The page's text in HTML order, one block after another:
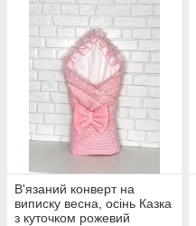
В'язаний конверт на
виписку весна, осінь Казка
з куточком рожевий